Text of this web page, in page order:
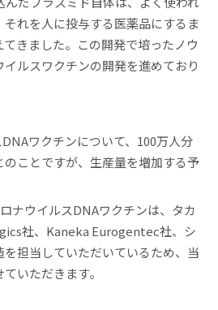
れを人に投与する医薬品にするま
きました。この開発で培ったノウ
ルスワクチンの開発を進めており
ワクチンについて、100万人分
ことですが、生産量を増加する予
ナウイルスDNAワクチンは、タカ
社、Kaneka Eurogentec社、シ
担当していただいているため、当
いただきます。